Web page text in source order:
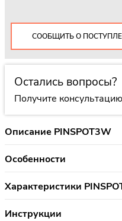
СООБЩИТЬ О
Остались вопросы?
Получите
Описание PINSPOT3W
Особенности
Характеристики
Инструкции